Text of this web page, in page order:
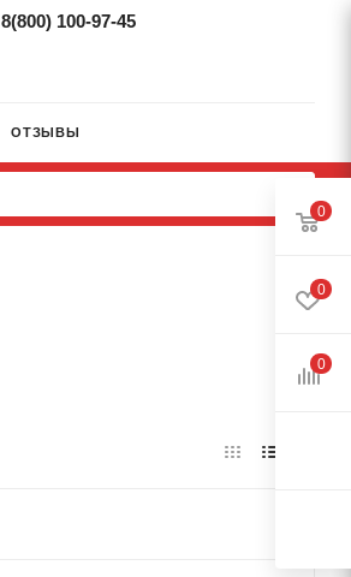
8(800) 100-97-45
ОТЗЫВЫ
0
0
0